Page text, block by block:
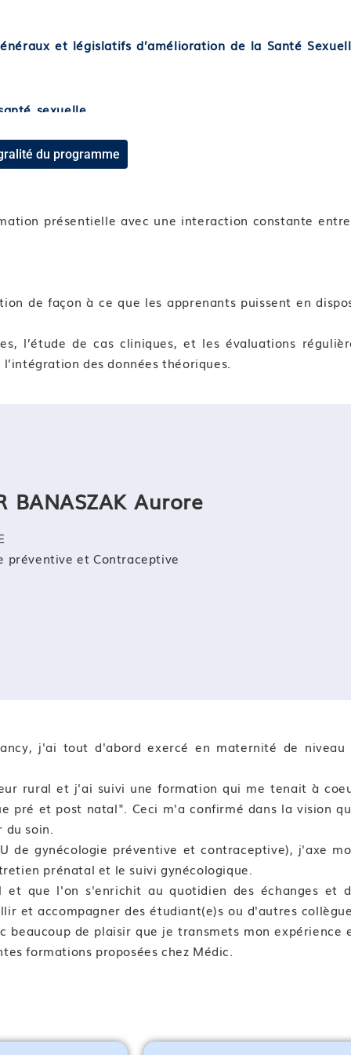
et législatifs d’amélioration de la Santé
sexuelle
sage-femme
sexuelle
aspect clinique, méthode de dépistage et prise en
de santé publique
consultation
du programme
présentielle avec une interaction constante
de façon à ce que les apprenants puissent en
l’étude de cas cliniques, et les évaluations
des données théoriques.
BANASZAK Aurore
préventive et Contraceptive
j'ai tout d'abord exercé en maternité de niveau
rural et j'ai suivi une formation qui me tenait à
pré et post natal". Ceci m'a confirmé dans la vision
soin.
de gynécologie préventive et contraceptive), j'axe
prénatal et le suivi gynécologique.
et que l'on s'enrichit au quotidien des échanges et
et accompagner des étudiant(e)s ou d'autres
de plaisir que je transmets mon expérience
formations proposées chez Médic.